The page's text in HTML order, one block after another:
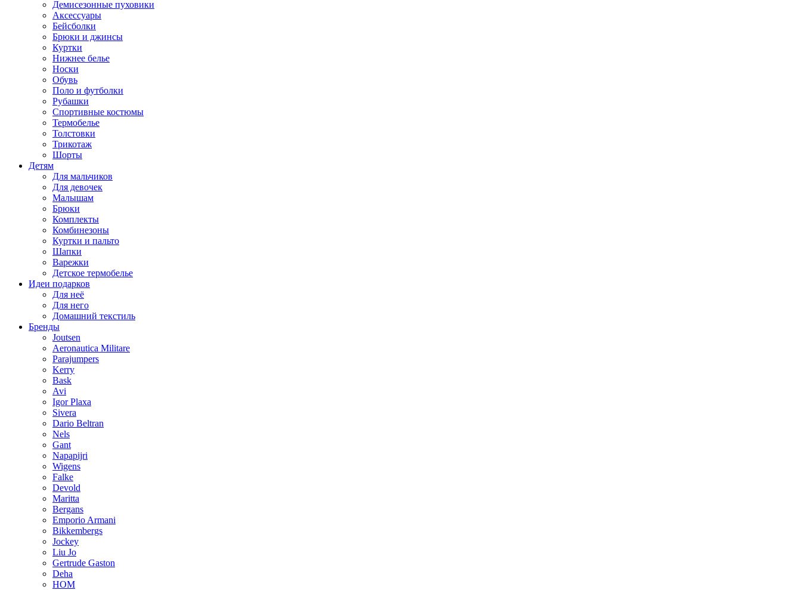
Демисезонные пуховики
Аксессуары
Бейсболки
Брюки и джинсы
Куртки
Нижнее белье
Носки
Обувь
Поло и футболки
Рубашки
Спортивные костюмы
Термобелье
Толстовки
Трикотаж
Шорты
Детям
Для мальчиков
Для девочек
Малышам
Брюки
Комплекты
Комбинезоны
Куртки и пальто
Шапки
Варежки
Детское термобелье
Идеи подарков
Для неё
Для него
Домашний текстиль
Бренды
Joutsen
Aeronautica Militare
Parajumpers
Kerry
Bask
Avi
Igor Plaxa
Sivera
Dario Beltran
Nels
Gant
Napapijri
Wigens
Falke
Devold
Maritta
Bergans
Emporio Armani
Bikkembergs
Jockey
Liu Jo
Gertrude Gaston
Deha
HOM